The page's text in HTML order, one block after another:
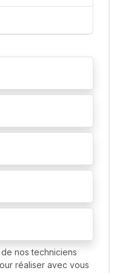
nos techniciens
réaliser avec vous